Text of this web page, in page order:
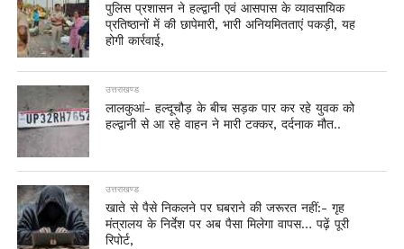
पुलिस प्रशासन ने हल्द्वानी एवं आसपास के व्यावसायिक
प्रतिष्ठानों में की छापेमारी, भारी अनियमितताएं पकड़ी, यह
होगी कार्रवाई,
उत्तराखण्ड
लालकुआं- हल्दूचौड़ के बीच सड़क पार कर रहे युवक को
हल्द्वानी से आ रहे वाहन ने मारी टक्कर, दर्दनाक मौत..
उत्तराखण्ड
खाते से पैसे निकलने पर घबराने की जरूरत नहीं:- गृह
मंत्रालय के निर्देश पर अब पैसा मिलेगा वापस… पढ़ें पूरी
रिपोर्ट,